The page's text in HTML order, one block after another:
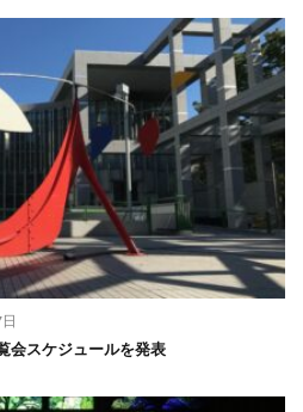
会スケジュールを発表